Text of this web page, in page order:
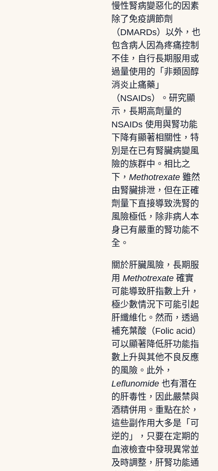
慢性腎病變惡化的因素
除了免疫調節劑
（DMARDs）以外，也
包含病人因為疼痛控制
不佳，自行長期服用或
過量使用的「非類固醇
消炎止痛藥」
（NSAIDs）。研究顯
示，長期高劑量的
NSAIDs 使用與腎功能
下降有顯著相關性，特
別是在已有腎臟病變風
險的族群中。相比之
下， Methotrexate雖然
由腎臟排泄，但在正確
劑量下直接導致洗腎的
風險極低，除非病人本
身已有嚴重的腎功能不
全。
關於肝臟風險，長期服
用 Methotrexate確實
可能導致肝指數上升，
極少數情況下可能引起
肝纖維化。然而，透過
補充葉酸（Folic acid）
可以顯著降低肝功能指
數上升與其他不良反應
的風險。此外，
Leflunomide也有潛在
的肝毒性，因此嚴禁與
酒精併用。重點在於，
這些副作用大多是「可
逆的」，只要在定期的
血液檢查中發現異常並
及時調整，肝腎功能通